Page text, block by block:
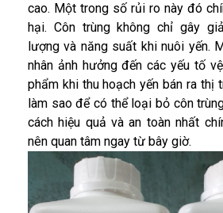
cao. Một trong số rủi ro này đó
hại. Côn trùng không chỉ gây
lượng và năng suất khi nuôi yến.
nhân ảnh hưởng đến các yếu tố
phẩm khi thu hoạch yến bán ra thị
làm sao để có thể loại bỏ côn
cách hiệu quả và an toàn nhất
nên quan tâm ngay từ bây giờ.